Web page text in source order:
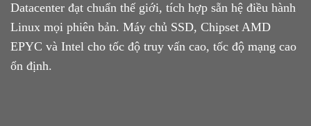
Datacenter đạt chuẩn thế giới, tích hợp sẵn hệ điều hành
Linux mọi phiên bản. Máy chủ SSD, Chipset AMD
EPYC và Intel cho tốc độ truy vấn cao, tốc độ mạng cao
ổn định.